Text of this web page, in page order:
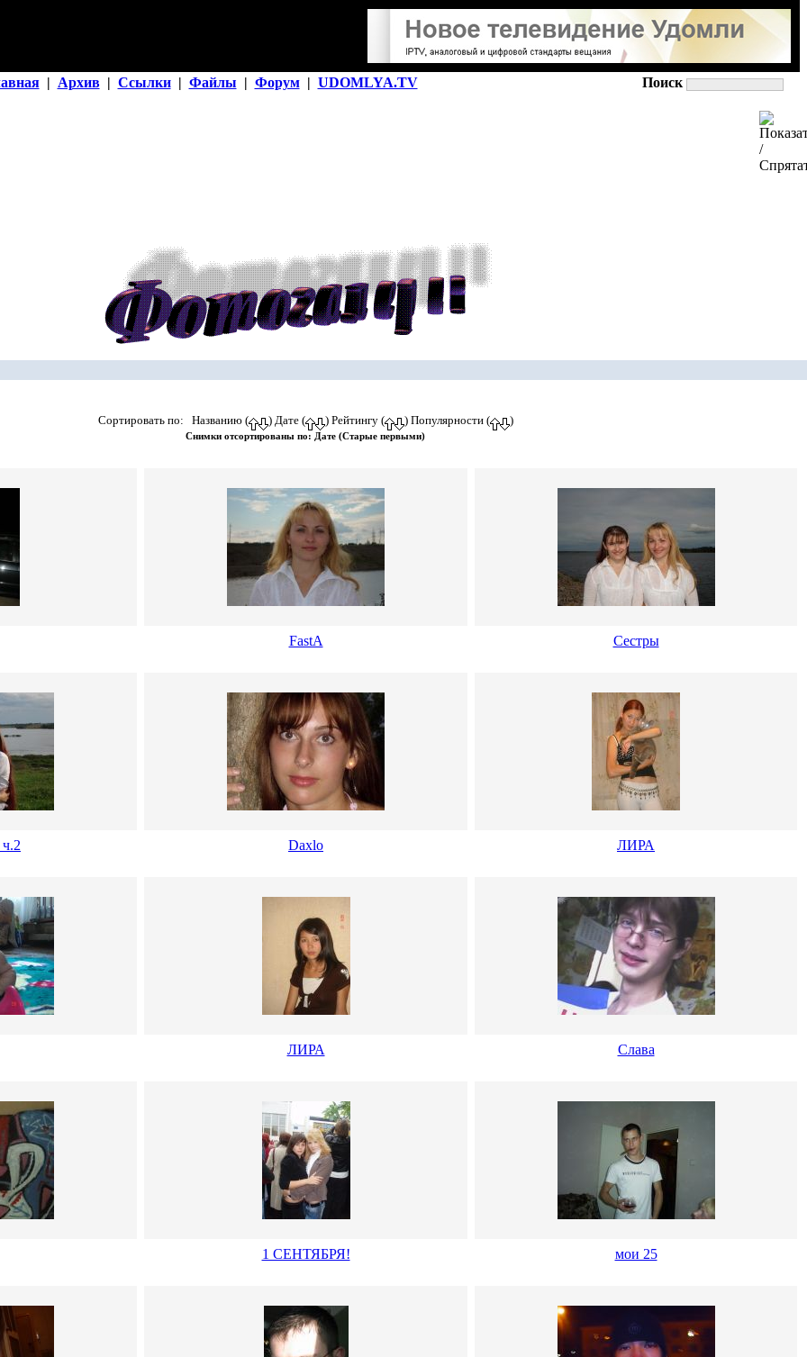
| Архив | Ссылки | Файлы | Форум | UDOMLYA.TV Поиск
Сортировать по: Названию ( ) Дате ( ) Рейтингу ( ) Популярности ( )
Снимки отсортированы по: Дате (Старые первыми)
FastA Сестры
Daxlo ЛИРА
ЛИРА Слава
1 СЕНТЯБРЯ! мои 25